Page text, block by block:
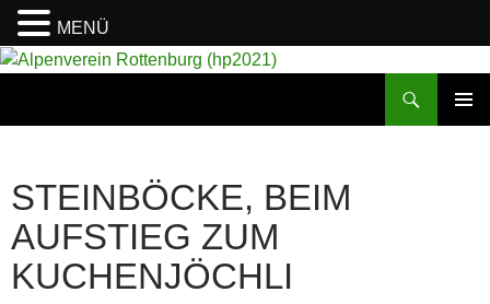
STEINBÖCKE, BEIM
AUFSTIEG ZUM
KUCHENJÖCHLI
MENÜ